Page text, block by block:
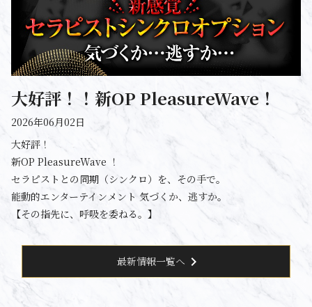
大好評！！新OP PleasureWave！
2026年06月02日
大好評！
新OP PleasureWave ！
セラピストとの同期（シンクロ）を、その手で。
能動的エンターテインメント 気づくか、逃すか。
【その指先に、呼吸を委ねる。】
最新情報一覧へ chevron_right